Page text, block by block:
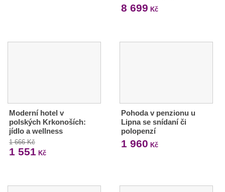
8 699 Kč
Moderní hotel v
polských Krkonoších:
jídlo a wellness
1 666 Kč
1 551 Kč
Pohoda v penzionu u
Lipna se snídaní či
polopenzí
1 960 Kč